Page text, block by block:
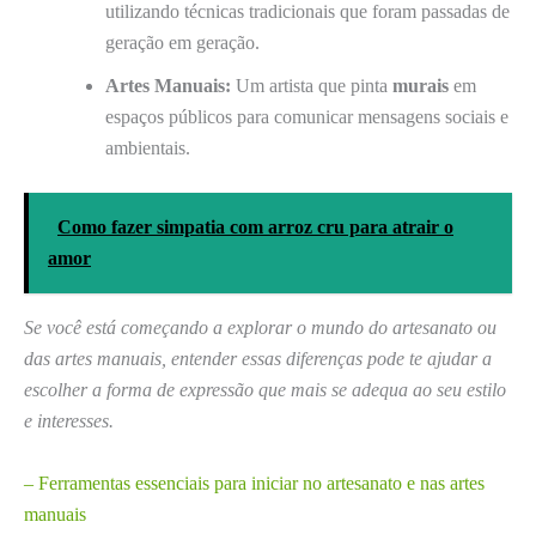
utilizando técnicas tradicionais que foram passadas de
geração em geração.
Artes Manuais: Um artista que pinta murais em
espaços públicos para comunicar mensagens sociais e
ambientais.
Como fazer simpatia com arroz cru para atrair o
amor
Se você está começando a explorar o mundo do artesanato ou
das artes manuais, entender essas diferenças pode te ajudar a
escolher a forma de expressão que mais se adequa ao seu estilo
e interesses.
– Ferramentas essenciais para iniciar no artesanato e nas artes
manuais